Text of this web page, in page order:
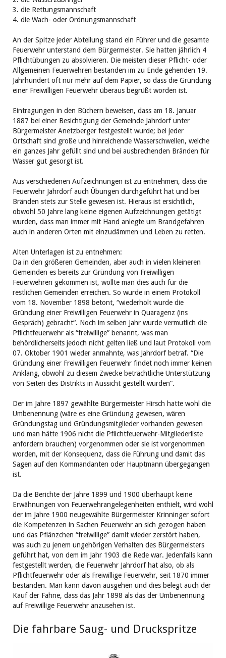
3. die Rettungsmannschaft
4. die Wach- oder Ordnungsmannschaft
An der Spitze jeder Abteilung stand ein Führer und die gesamte
Feuerwehr unterstand dem Bürgermeister. Sie hatten jährlich 4
Pflichtübungen zu absolvieren. Die meisten dieser Pflicht- oder
Allgemeinen Feuerwehren bestanden im zu Ende gehenden 19.
Jahrhundert oft nur mehr auf dem Papier, so dass die Gründung
einer Freiwilligen Feuerwehr überaus begrüßt worden ist.
Eintragungen in den Büchern beweisen, dass am 18. Januar
1887 bei einer Besichtigung der Gemeinde Jahrdorf unter
Bürgermeister Anetzberger festgestellt wurde; bei jeder
Ortschaft sind große und hinreichende Wasserschwellen, welche
ein ganzes Jahr gefüllt sind und bei ausbrechenden Bränden für
Wasser gut gesorgt ist.
Aus verschiedenen Aufzeichnungen ist zu entnehmen, dass die
Feuerwehr Jahrdorf auch Übungen durchgeführt hat und bei
Bränden stets zur Stelle gewesen ist. Hieraus ist ersichtlich,
obwohl 50 Jahre lang keine eigenen Aufzeichnungen getätigt
wurden, dass man immer mit Hand anlegte um Brandgefahren
auch in anderen Orten mit einzudämmen und Leben zu retten.
Alten Unterlagen ist zu entnehmen:
Da in den größeren Gemeinden, aber auch in vielen kleineren
Gemeinden es bereits zur Gründung von Freiwilligen
Feuerwehren gekommen ist, wollte man dies auch für die
restlichen Gemeinden erreichen. So wurde in einem Protokoll
vom 18. November 1898 betont, “wiederholt wurde die
Gründung einer Freiwilligen Feuerwehr in Quaragenz (ins
Gespräch) gebracht“. Noch im selben Jahr wurde vermutlich die
Pflichtfeuerwehr als “freiwillige” benannt, was man
behördlicherseits jedoch nicht gelten ließ und laut Protokoll vom
07. Oktober 1901 wieder anmahnte, was Jahrdorf betraf. “Die
Gründung einer Freiwilligen Feuerwehr findet noch immer keinen
Anklang, obwohl zu diesem Zwecke beträchtliche Unterstützung
von Seiten des Distrikts in Aussicht gestellt wurden“.
Der im Jahre 1897 gewählte Bürgermeister Hirsch hatte wohl die
Umbenennung (wäre es eine Gründung gewesen, wären
Gründungstag und Gründungsmitglieder vorhanden gewesen
und man hätte 1906 nicht die Pflichtfeuerwehr-Mitgliederliste
anfordern brauchen) vorgenommen oder sie ist vorgenommen
worden, mit der Konsequenz, dass die Führung und damit das
Sagen auf den Kommandanten oder Hauptmann übergegangen
ist.
Da die Berichte der Jahre 1899 und 1900 überhaupt keine
Erwähnungen von Feuerwehrangelegenheiten enthielt, wird wohl
der im Jahre 1900 neugewählte Bürgermeister Krinninger sofort
die Kompetenzen in Sachen Feuerwehr an sich gezogen haben
und das Pflänzchen “freiwillige” damit wieder zerstört haben,
was auch zu jenem ungehörigen Verhalten des Bürgermeisters
geführt hat, von dem im Jahr 1903 die Rede war. Jedenfalls kann
festgestellt werden, die Feuerwehr Jahrdorf hat also, ob als
Pflichtfeuerwehr oder als Freiwillige Feuerwehr, seit 1870 immer
bestanden. Man kann davon ausgehen und dies belegt auch der
Kauf der Fahne, dass das Jahr 1898 als das der Umbenennung
auf Freiwillige Feuerwehr anzusehen ist.
Die fahrbare Saug- und Druckspritze